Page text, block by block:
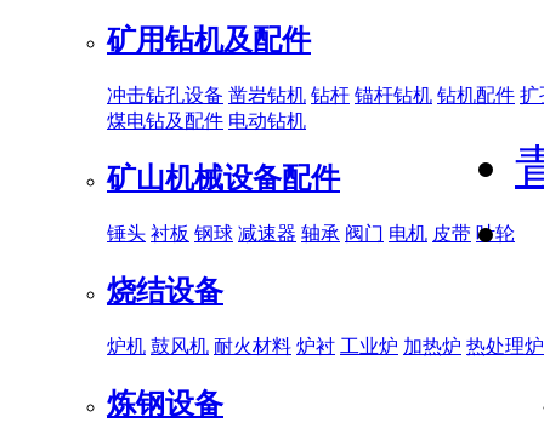
矿用钻机及配件
冲击钻孔设备 凿岩钻机 钻杆 锚杆钻机 钻机配件 扩
煤电钻及配件 电动钻机
矿山机械设备配件
锤头 衬板 钢球 减速器 轴承 阀门 电机 皮带 叶轮
烧结设备
炉机 鼓风机 耐火材料 炉衬 工业炉 加热炉 热处理炉
炼钢设备